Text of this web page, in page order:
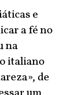
e
a fé no
na
italiano
de